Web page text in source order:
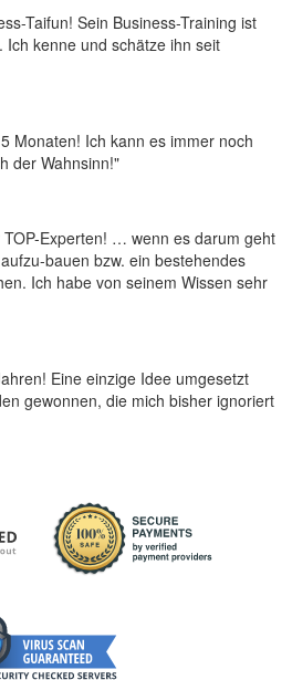
Taifun! Sein Business-Training ist
kenne und schätze ihn seit
Monaten! Ich kann es immer noch
der Wahnsinn!"
Experten! … wenn es darum geht
bauen bzw. ein bestehendes
Ich habe von seinem Wissen sehr
Eine einzige Idee umgesetzt
gewonnen, die mich bisher ignoriert